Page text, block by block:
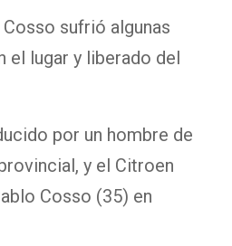
sufrió algunas
el lugar y liberado del
por un hombre de
y el Citroen
Cosso (35) en